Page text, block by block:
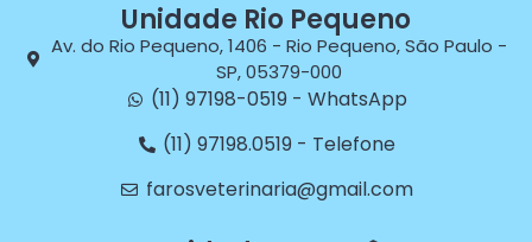
Unidade Rio Pequeno
Av. do Rio Pequeno, 1406 - Rio Pequeno, São Paulo -
SP, 05379-000
(11) 97198-0519 - WhatsApp
(11) 97198.0519 - Telefone
farosveterinaria@gmail.com